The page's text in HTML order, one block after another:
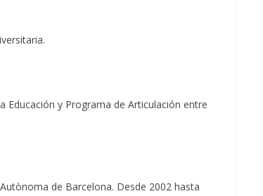
Educación y Programa de Articulación entre
de Barcelona. Desde 2002 hasta